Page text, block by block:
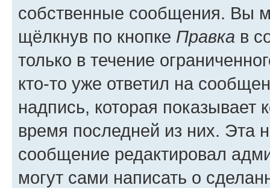
собственные сообщения. Вы
щёлкнув по кнопке Правка в
только в течение
кто-то уже ответил на
надпись, которая показывает
время последней из них. Эта
сообщение редактировал
могут сами написать о